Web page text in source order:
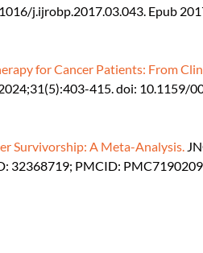
j.ijrobp.2017.03.043. Epub
for Cancer Patients: From
415. doi: 10.1159/
Survivorship: A Meta-Analysis.
32368719; PMCID: